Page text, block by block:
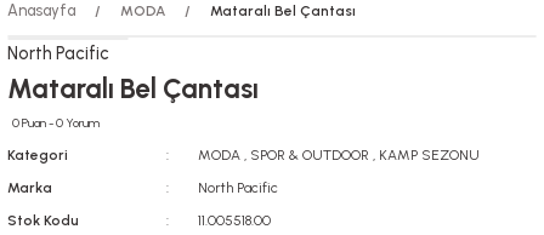
Anasayfa MODA Mataralı Bel Çantası
North Pacific
Mataralı Bel Çantası
0 Puan - 0 Yorum
Kategori MODA , SPOR & OUTDOOR , KAMP SEZONU
Marka
North Pacific
Stok Kodu
11.005518.00